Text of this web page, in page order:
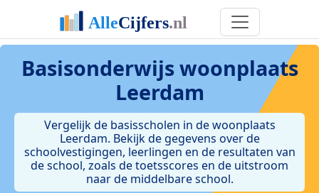
Basisonderwijs woonplaats
Leerdam
Vergelijk de basisscholen in de woonplaats
Leerdam. Bekijk de gegevens over de
schoolvestigingen, leerlingen en de resultaten van
de school, zoals de toetsscores en de uitstroom
naar de middelbare school.